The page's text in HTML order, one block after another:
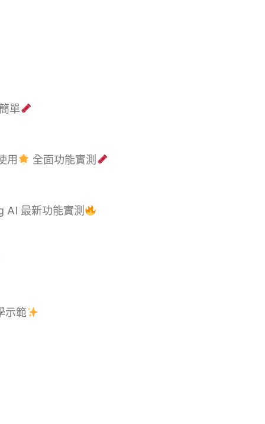
單
用
全面功能實測
AI 最新功能實測
示範